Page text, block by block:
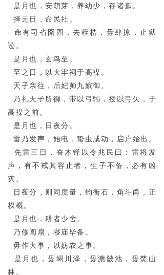
是月也，安萌芽，养幼少，存诸孤。
择元日，命民社。
命有司省囹圄，去桎梏，毋肆掠，止狱
讼。
是月也，玄鸟至。
至之日，以大牢祠于高禖。
天子亲往，后妃帅九嫔御。
乃礼天子所御，带以弓韣，授以弓矢，于
高禖之前。
是月也，日夜分。
雷乃发声，始电，蛰虫咸动，启户始出。
先雷三日，奋木铎以令兆民曰：雷将发
声，有不戒其容止者，生子不备，必有凶
灾。
日夜分，则同度量，钧衡石，角斗甬，正
权概。
是月也，耕者少舍。
乃修阖扇，寝庙毕备。
毋作大事，以妨农之事。
是月也，毋竭川泽，毋漉陂池，毋焚山
林。